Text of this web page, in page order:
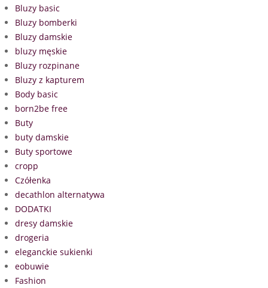
Bluzy basic
Bluzy bomberki
Bluzy damskie
bluzy męskie
Bluzy rozpinane
Bluzy z kapturem
Body basic
born2be free
Buty
buty damskie
Buty sportowe
cropp
Czółenka
decathlon alternatywa
DODATKI
dresy damskie
drogeria
eleganckie sukienki
eobuwie
Fashion